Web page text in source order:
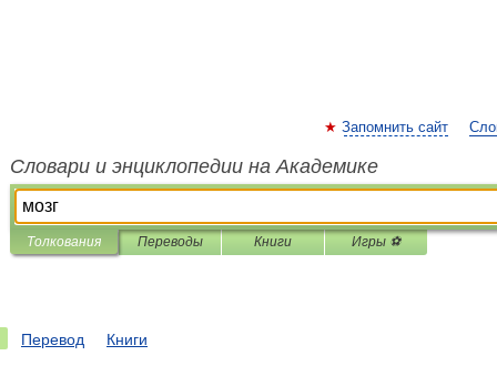
Запомнить сайт
Словари и энциклопедии на Академике
Толкования Переводы Книги Игры ⚽
Перевод Книги